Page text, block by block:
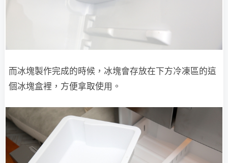
而冰塊製作完成的時候，冰塊會存放在下方冷凍區的這
個冰塊盒裡，方便拿取使用。